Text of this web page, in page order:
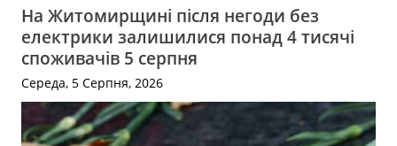
На Житомирщині після негоди без
електрики залишилися понад 4 тисячі
споживачів 5 серпня
Середа, 5 Серпня, 2026